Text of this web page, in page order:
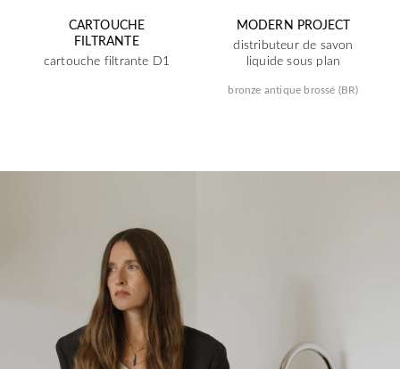
CARTOUCHE
FILTRANTE
cartouche filtrante D1
MODERN PROJECT
distributeur de savon
liquide sous plan
bronze antique brossé (BR)